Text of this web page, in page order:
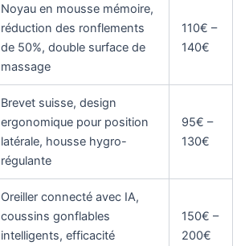
Noyau en mousse mémoire,
réduction des ronflements
de 50%, double surface de
massage
110€ –
140€
Brevet suisse, design
ergonomique pour position
latérale, housse hygro-
régulante
95€ –
130€
Oreiller connecté avec IA,
coussins gonflables
intelligents, efficacité
150€ –
200€